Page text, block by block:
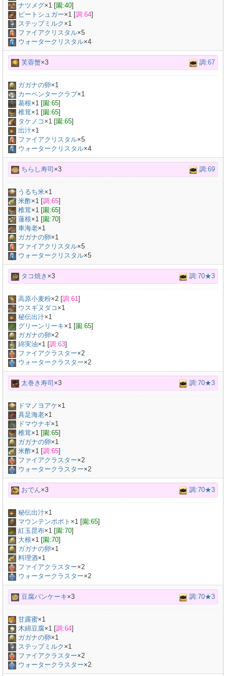
ナツメグ×1 [園:40]
ビートシュガー×1 [調:64]
ステップミルク ×1
ファイアクリスタル×5
ウォータークリスタル×4
芙蓉蟹×3 調:67
ガガナの卵×1
カーペンタークラブ×1
葛根×1 [園:65]
椎茸×1 [園:65]
タケノコ ×1 [園:65]
出汁×1
ファイアクリスタル×5
ウォータークリスタル×4
ちらし寿司 ×3 調:69
うるち米×1
米酢×1 [調:65]
椎茸×1 [園:65]
蓮根×1 [園:70]
車海老×1
ガガナの卵×1
ファイアクリスタル×5
ウォータークリスタル×5
タコ焼き ×3 調:70★3
高原小麦粉×2 [調:61]
ウスギヌダコ ×1
秘伝出汁×1
グリーンリーキ×1 [園:65]
ガガナの卵×2
綿実油×1 [調:63]
ファイアクラスター×2
ウォータークラスター×2
太巻き寿司 ×3 調:70★3
ドマノヨアケ×1
具足海老×1
ドマウナギ×1
椎茸×1 [園:65]
ガガナの卵×1
米酢×1 [調:65]
ファイアクラスター×2
ウォータークラスター×2
おでん×3 調:70★3
秘伝出汁×1
マウンテンポポト ×1 [園:65]
紅玉昆布×1 [園:70]
大根×1 [園:70]
ガガナの卵×1
料理酒×1
ファイアクラスター×2
ウォータークラスター×2
豆腐パンケーキ×3 調:70★3
甘露蜜×1
木綿豆腐×1 [調:64]
ガガナの卵×1
ステップミルク ×1
ファイアクラスター×2
ウォータークラスター×2